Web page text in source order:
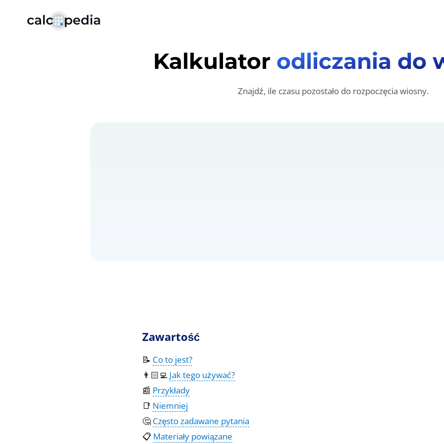
Kalkulator odliczania do
Znajdź, ile czasu pozostało do rozpoczęcia wiosny.
Zawartość
📝 Co to jest?
👨🏻‍💻 Jak tego używać?
📰 Przykłady
📑 Niemniej
🤔 Często zadawane pytania
📋 Materiały powiązane